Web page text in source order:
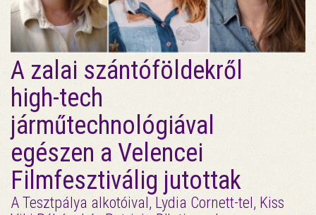
A zalai szántóföldekről
high-tech
járműtechnológiával
egészen a Velencei
Filmfesztiválig jutottak
A Tesztpálya alkotóival, Lydia Cornett-tel, Kiss